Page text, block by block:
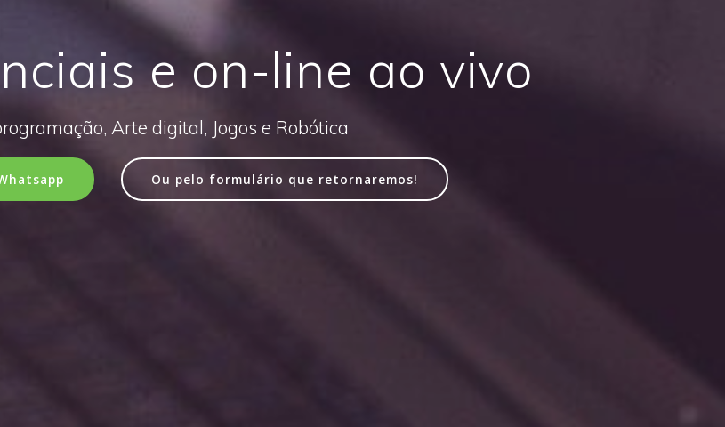
e on-line ao vivo
Arte digital, Jogos e Robótica
Ou pelo formulário que retornaremos!